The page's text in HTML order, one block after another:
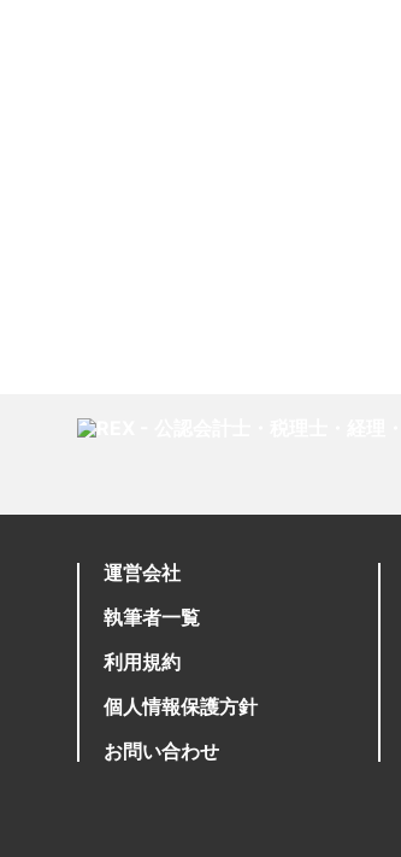
運営会社
執筆者一覧
利用規約
個人情報保護方針
お問い合わせ